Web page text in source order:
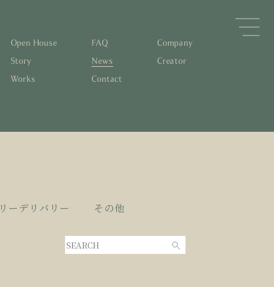
とリノベーション
るパッシブデザイン
りの流れ
Open House
Story
Works
FAQ
News
Contact
Company
Creator
ーデリバリー その他